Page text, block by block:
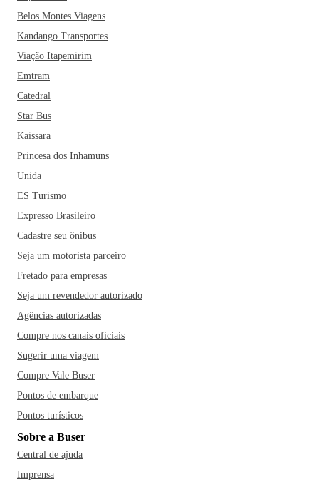
grande banco de areia nas margens do Rio Tocantins,
formando a conhecida Praia do Cacau. O local é ótimo para
se refrescar nos dias quentes e também uma oferece uma
bela vista de um dos cartões postais de Imperatriz, a ponte
Dom Afonso Felipe Gregory. Ah, vale lembrar que
Belos Montes Viagens
Kandango Transportes
Viação Itapemirim
Emtram
Catedral
Star Bus
Kaissara
Princesa dos Inhamuns
Unida
ES Turismo
Expresso Brasileiro
Cadastre seu ônibus
Seja um motorista parceiro
Fretado para empresas
Seja um revendedor autorizado
Agências autorizadas
Compre nos canais oficiais
Sugerir uma viagem
Compre Vale Buser
Pontos de embarque
Pontos turísticos
Sobre a Buser
Central de ajuda
Imprensa